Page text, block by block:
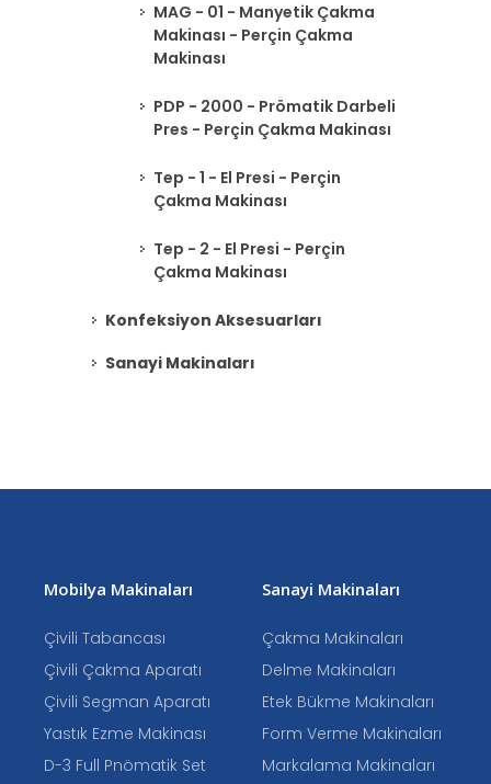
MAG - 01 - Manyetik Çakma
Makinası - Perçin Çakma
Makinası
PDP - 2000 - Prömatik Darbeli
Pres - Perçin Çakma Makinası
Tep - 1 - El Presi - Perçin
Çakma Makinası
Tep - 2 - El Presi - Perçin
Çakma Makinası
Konfeksiyon Aksesuarları
Sanayi Makinaları
Mobilya Makinaları
Çivili Tabancası
Çivili Çakma Aparatı
Çivili Segman Aparatı
Yastık Ezme Makinası
D-3 Full Pnömatik Set
Sanayi Makinaları
Çakma Makinaları
Delme Makinaları
Etek Bükme Makinaları
Form Verme Makinaları
Markalama Makinaları